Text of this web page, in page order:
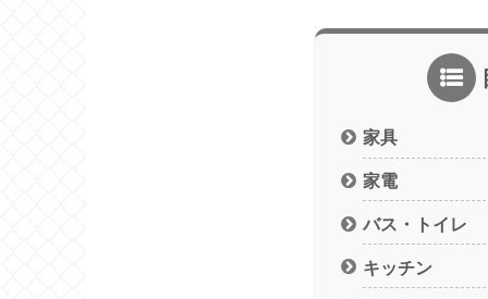
家具
家電
バス・トイレ
キッチン